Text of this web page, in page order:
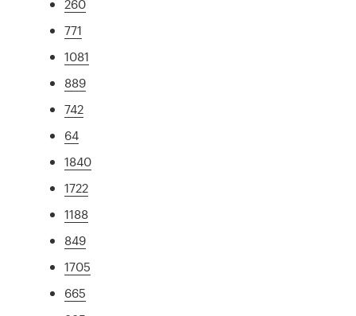
260
771
1081
889
742
64
1840
1722
1188
849
1705
665